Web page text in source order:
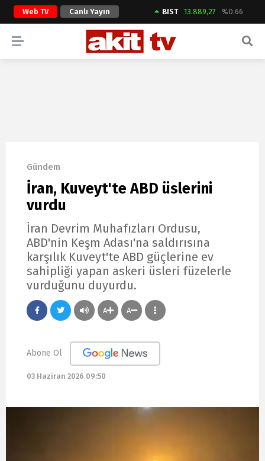
Web TV Canlı Yayın BIST 13.889,27 %0.66
ARAMA YAP
Gündem
İran, Kuveyt'te ABD üslerini
vurdu
İran Devrim Muhafızları Ordusu,
ABD'nin Keşm Adası'na saldırısına
karşılık Kuveyt'te ABD güçlerine ev
sahipliği yapan askeri üsleri füzelerle
vurduğunu duyurdu.
A A
Abone Ol
03 Haziran 2026 09:50